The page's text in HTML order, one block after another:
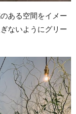
ある空間をイメー
ないようにグリー